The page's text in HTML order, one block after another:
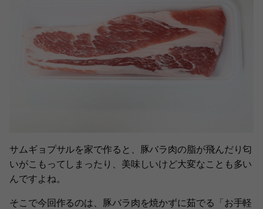
サムギョプサルを家で作ると、豚バラ肉の脂が飛んだり匂
いがこもってしまったり、美味しいけど大変なことも多い
んですよね。
そこで今回作るのは、豚バラ肉を焼かずに茹でる「お手軽